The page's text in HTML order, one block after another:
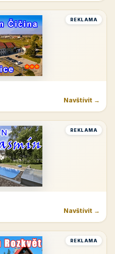
REKLAMA
Navštívit →
REKLAMA
Navštívit →
REKLAMA